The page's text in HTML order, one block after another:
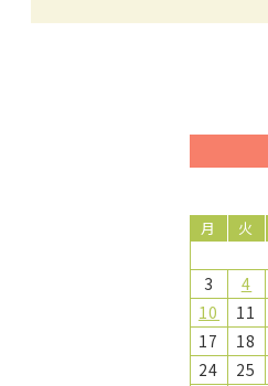
月 火
3
4
10
11
17
18
24
25